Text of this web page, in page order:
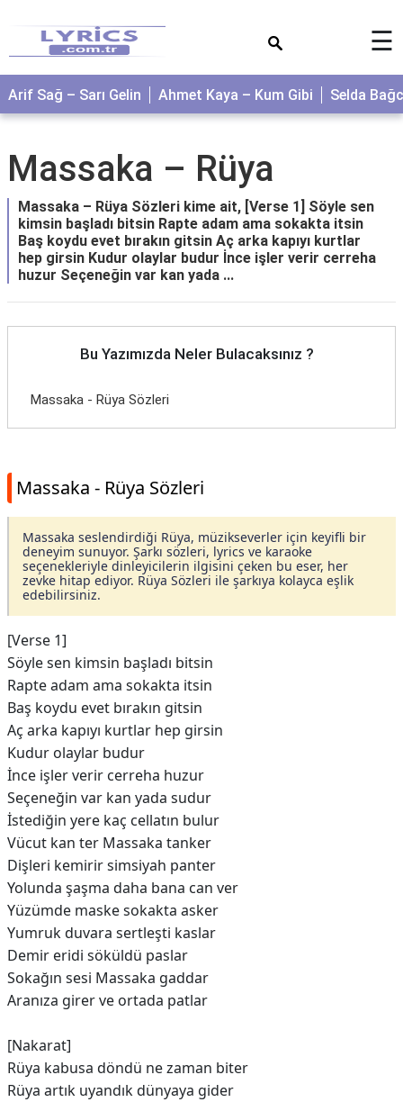
☰
Arif Sağ – Sarı Gelin Ahmet Kaya – Kum Gibi Selda
Massaka – Rüya
Massaka – Rüya Sözleri kime ait, [Verse 1] Söyle sen
kimsin başladı bitsin Rapte adam ama sokakta itsin
Baş koydu evet bırakın gitsin Aç arka kapıyı kurtlar
hep girsin Kudur olaylar budur İnce işler verir cerreha
huzur Seçeneğin var kan yada ...
Bu Yazımızda Neler Bulacaksınız ?
Massaka - Rüya Sözleri
Massaka - Rüya Sözleri
Massaka seslendirdiği Rüya, müzikseverler için keyifli bir
deneyim sunuyor. Şarkı sözleri, lyrics ve karaoke
seçenekleriyle dinleyicilerin ilgisini çeken bu eser, her
zevke hitap ediyor. Rüya Sözleri ile şarkıya kolayca eşlik
edebilirsiniz.
[Verse 1]
Söyle sen kimsin başladı bitsin
Rapte adam ama sokakta itsin
Baş koydu evet bırakın gitsin
Aç arka kapıyı kurtlar hep girsin
Kudur olaylar budur
İnce işler verir cerreha huzur
Seçeneğin var kan yada sudur
İstediğin yere kaç cellatın bulur
Vücut kan ter Massaka tanker
Dişleri kemirir simsiyah panter
Yolunda şaşma daha bana can ver
Yüzümde maske sokakta asker
Yumruk duvara sertleşti kaslar
Demir eridi söküldü paslar
Sokağın sesi Massaka gaddar
Aranıza girer ve ortada patlar
[Nakarat]
Rüya kabusa döndü ne zaman biter
Rüya artık uyandık dünyaya gider